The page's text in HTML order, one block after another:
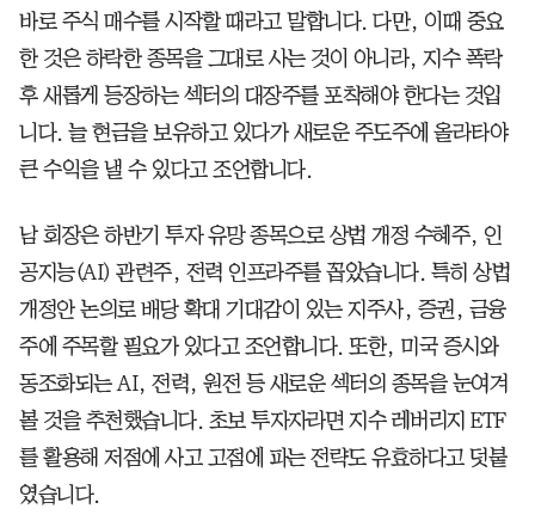
바로 주식 매수를 시작할 때라고 말합니다. 다만, 이때 중요
한 것은 하락한 종목을 그대로 사는 것이 아니라, 지수 폭락
후 새롭게 등장하는 섹터의 대장주를 포착해야 한다는 것입
니다. 늘 현금을 보유하고 있다가 새로운 주도주에 올라타야
큰 수익을 낼 수 있다고 조언합니다.
남 회장은 하반기 투자 유망 종목으로 상법 개정 수혜주, 인
공지능(AI) 관련주, 전력 인프라주를 꼽았습니다. 특히 상법
개정안 논의로 배당 확대 기대감이 있는 지주사, 증권, 금융
주에 주목할 필요가 있다고 조언합니다. 또한, 미국 증시와
동조화되는 AI, 전력, 원전 등 새로운 섹터의 종목을 눈여겨
볼 것을 추천했습니다. 초보 투자자라면 지수 레버리지 ETF
를 활용해 저점에 사고 고점에 파는 전략도 유효하다고 덧붙
였습니다.